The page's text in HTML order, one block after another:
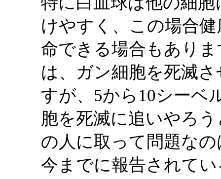
けやすく、この場合
命できる場合もあり
は、ガン細胞を死滅
すが、5から10シーベ
胞を死滅に追いやろ
の人に取って問題な
今までに報告されて